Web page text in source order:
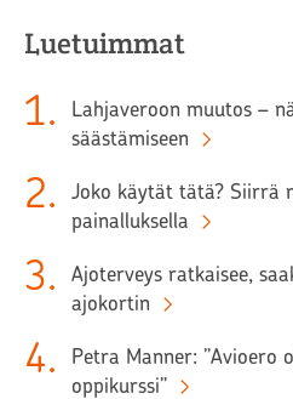
Luetuimmat
1.
Lahjaveroon muutos –
säästämiseen
2.
Joko käytät tätä? Siirrä
painalluksella
3.
Ajoterveys ratkaisee,
ajokortin
4.
Petra Manner: ”Avioero
oppikurssi”